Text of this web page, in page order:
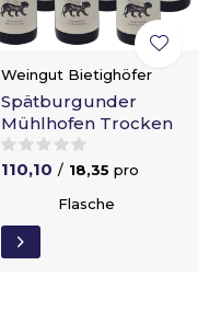
Weingut Bietighöfer
Spätburgunder
Mühlhofen Trocken
110,10 / 18,35 pro
Flasche